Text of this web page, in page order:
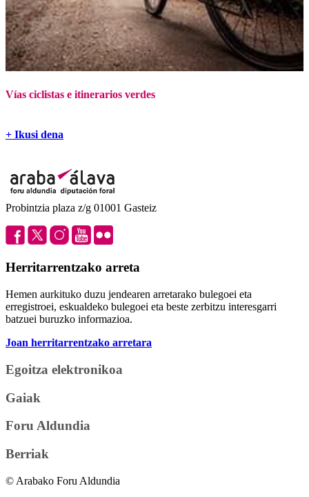
Vías ciclistas e itinerarios verdes
+ Ikusi dena
Probintzia plaza z/g 01001 Gasteiz
Herritarrentzako arreta
Hemen aurkituko duzu jendearen arretarako bulegoei eta
erregistroei, eskualdeko bulegoei eta beste zerbitzu interesgarri
batzuei buruzko informazioa.
Joan herritarrentzako arretara
Egoitza elektronikoa
Gaiak
Foru Aldundia
Berriak
© Arabako Foru Aldundia